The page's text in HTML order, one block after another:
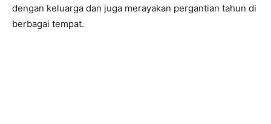
dengan keluarga dan juga merayakan pergantian tahun di
berbagai tempat.